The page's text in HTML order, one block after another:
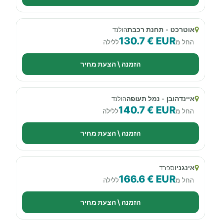
אוטרכט - תחנת רכבתהולנד
החל מ130.7 € EURללילה
הזמנה \ הצעת מחיר
איינדהובן - נמל תעופההולנד
החל מ140.7 € EURללילה
הזמנה \ הצעת מחיר
אינגניוספרד
החל מ166.6 € EURללילה
הזמנה \ הצעת מחיר